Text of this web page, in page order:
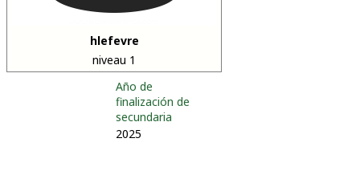
hlefevre
niveau 1
Año de
finalización de
secundaria
2025